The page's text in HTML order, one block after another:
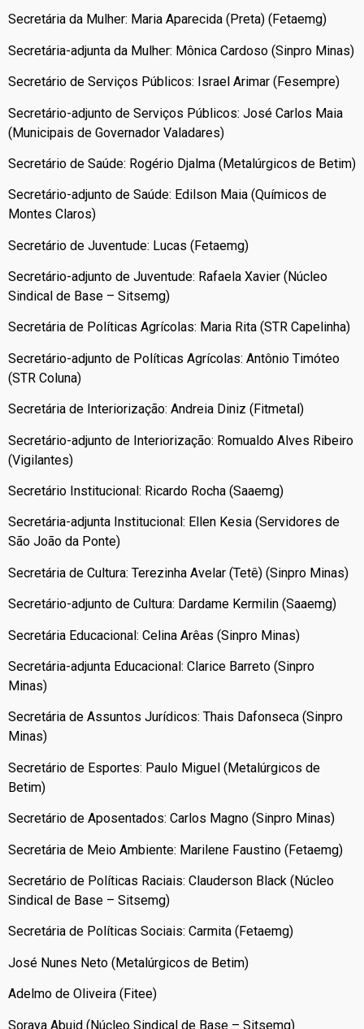
Secretária da Mulher: Maria Aparecida (Preta) (Fetaemg)
Secretária-adjunta da Mulher: Mônica Cardoso (Sinpro Minas)
Secretário de Serviços Públicos: Israel Arimar (Fesempre)
Secretário-adjunto de Serviços Públicos: José Carlos Maia
(Municipais de Governador Valadares)
Secretário de Saúde: Rogério Djalma (Metalúrgicos de Betim)
Secretário-adjunto de Saúde: Edilson Maia (Químicos de
Montes Claros)
Secretário de Juventude: Lucas (Fetaemg)
Secretário-adjunto de Juventude: Rafaela Xavier (Núcleo
Sindical de Base – Sitsemg)
Secretária de Políticas Agrícolas: Maria Rita (STR Capelinha)
Secretário-adjunto de Políticas Agrícolas: Antônio Timóteo
(STR Coluna)
Secretária de Interiorização: Andreia Diniz (Fitmetal)
Secretário-adjunto de Interiorização: Romualdo Alves Ribeiro
(Vigilantes)
Secretário Institucional: Ricardo Rocha (Saaemg)
Secretária-adjunta Institucional: Ellen Kesia (Servidores de
São João da Ponte)
Secretária de Cultura: Terezinha Avelar (Tetê) (Sinpro Minas)
Secretário-adjunto de Cultura: Dardame Kermilin (Saaemg)
Secretária Educacional: Celina Arêas (Sinpro Minas)
Secretária-adjunta Educacional: Clarice Barreto (Sinpro
Minas)
Secretária de Assuntos Jurídicos: Thais Dafonseca (Sinpro
Minas)
Secretário de Esportes: Paulo Miguel (Metalúrgicos de
Betim)
Secretário de Aposentados: Carlos Magno (Sinpro Minas)
Secretária de Meio Ambiente: Marilene Faustino (Fetaemg)
Secretário de Políticas Raciais: Clauderson Black (Núcleo
Sindical de Base – Sitsemg)
Secretária de Políticas Sociais: Carmita (Fetaemg)
José Nunes Neto (Metalúrgicos de Betim)
Adelmo de Oliveira (Fitee)
Soraya Abuid (Núcleo Sindical de Base – Sitsemg)